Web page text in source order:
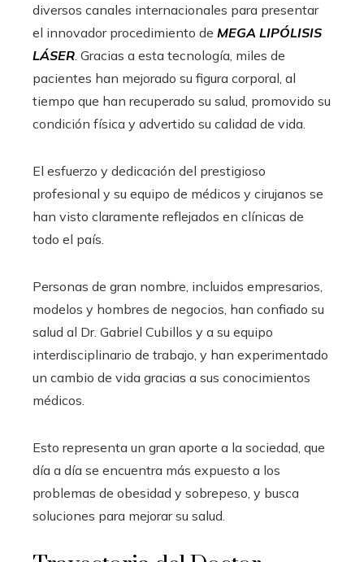
diversos canales internacionales para presentar
el innovador procedimiento de MEGA LIPÓLISIS
LÁSER . Gracias a esta tecnología, miles de
pacientes han mejorado su figura corporal, al
tiempo que han recuperado su salud, promovido su
condición física y advertido su calidad de vida.
El esfuerzo y dedicación del prestigioso
profesional y su equipo de médicos y cirujanos se
han visto claramente reflejados en clínicas de
todo el país.
Personas de gran nombre, incluidos empresarios,
modelos y hombres de negocios, han confiado su
salud al Dr. Gabriel Cubillos y a su equipo
interdisciplinario de trabajo, y han experimentado
un cambio de vida gracias a sus conocimientos
médicos.
Esto representa un gran aporte a la sociedad, que
día a día se encuentra más expuesto a los
problemas de obesidad y sobrepeso, y busca
soluciones para mejorar su salud.